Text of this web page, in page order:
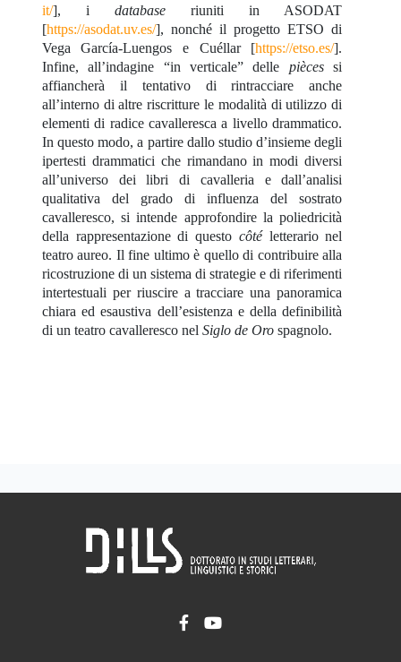
it/], idatabaseriuniti in ASODAT
[https://asodat.uv.es/], nonché il progetto ETSO di
Vega García-Luengos e Cuéllar [https://etso.es/].
Infine, all’indagine “in verticale” delle piècessi
affiancherà il tentativo di rintracciare anche
all’interno di altre riscritture le modalità di utilizzo di
elementi di radice cavalleresca a livello drammatico.
In questo modo, a partire dallo studio d’insieme degli
ipertesti drammatici che rimandano in modi diversi
all’universo dei libri di cavalleria e dall’analisi
qualitativa del grado di influenza del sostrato
cavalleresco, si intende approfondire la poliedricità
della rappresentazione di questo côtéletterario nel
teatro aureo. Il fine ultimo è quello di contribuire alla
ricostruzione di un sistema di strategie e di riferimenti
intertestuali per riuscire a tracciare una panoramica
chiara ed esaustiva dell’esistenza e della definibilità
di un teatro cavalleresco nel Siglo de Oro spagnolo.